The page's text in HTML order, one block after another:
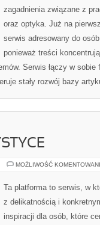
zagadnienia związane z
oraz optyka. Już na
serwis adresowany do
ponieważ treści
Serwis łączy w
stały rozwój bazy
MOŻLIWOŚĆ
Ta platforma to serwis, w
z delikatnością i
inspiracji dla osób, które